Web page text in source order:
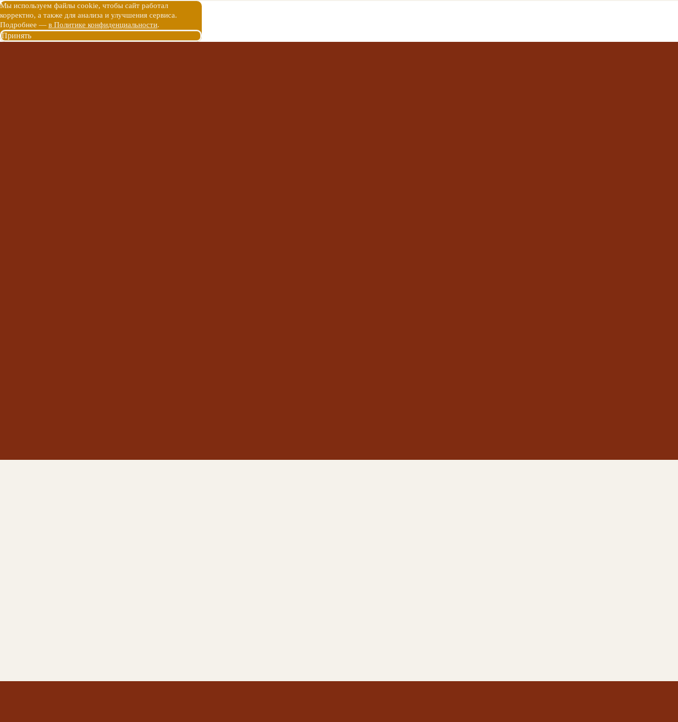
Мы используем файлы cookie, чтобы сайт работал
корректно, а также для анализа и улучшения сервиса.
Подробнее — в Политике конфиденциальности.
Принять